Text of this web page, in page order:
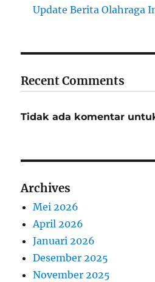
Update Berita Olahraga
Recent Comments
Tidak ada komentar
Archives
Mei 2026
April 2026
Januari 2026
Desember 2025
November 2025